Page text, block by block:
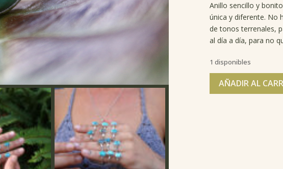
Anillo sencillo y
única y diferente. No
de tonos terrenales,
al día a día, para no
1 disponibles
AÑADIR AL